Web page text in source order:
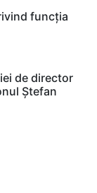
funcția
de director
Ștefan